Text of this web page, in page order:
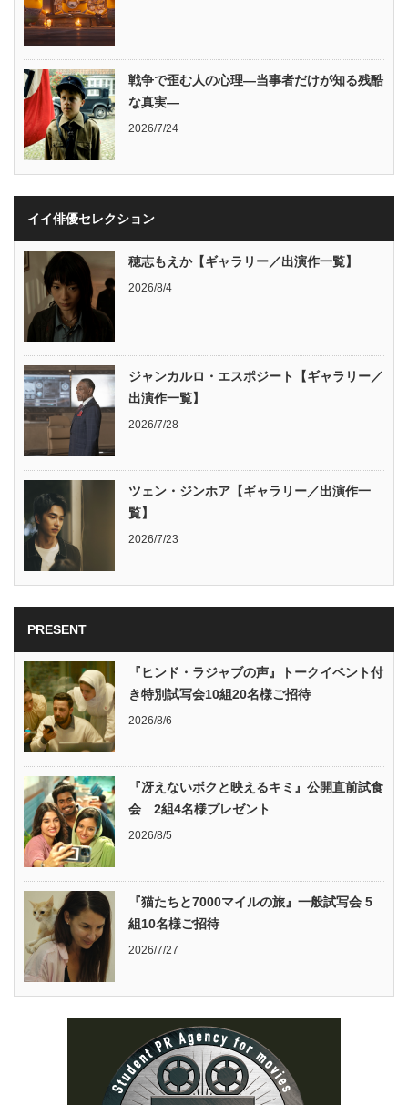
戦争で歪む人の心理―当事者だけが知る残酷
な真実―
2026/7/24
イイ俳優セレクション
穂志もえか【ギャラリー／出演作一覧】
2026/8/4
ジャンカルロ・エスポジート【ギャラリー／
出演作一覧】
2026/7/28
ツェン・ジンホア【ギャラリー／出演作一
覧】
2026/7/23
PRESENT
『ヒンド・ラジャブの声』トークイベント付
き特別試写会10組20名様ご招待
2026/8/6
『冴えないボクと映えるキミ』公開直前試食
会 2組4名様プレゼント
2026/8/5
『猫たちと7000マイルの旅』一般試写会 5
組10名様ご招待
2026/7/27